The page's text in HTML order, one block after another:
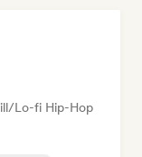
Lo-fi Hip-Hop